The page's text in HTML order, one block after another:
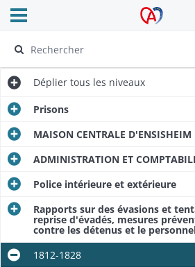
Archives Alsace -
Ouvrir le menu déroulant
Déplier tous les niveaux
Prisons
MAISON CENTRALE D'ENSISHEIM
ADMINISTRATION ET
Police intérieure et extérieure
Rapports sur des évasions et
reprise d'évadés, mesures
contre les détenus et le
1812-1828